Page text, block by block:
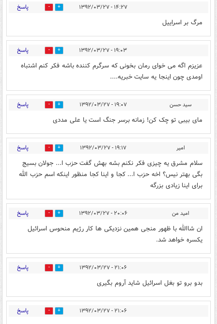
۱۴:۲۷ - ۱۳۹۲/۰۳/۲۷ 0 پاسخ
مرگ بر اسراییل
۱۹:۰۳ - ۱۳۹۲/۰۳/۲۷ 0 پاسخ
عزیزم اگه می خوای رمان بخونی که سرگرم کننده باشه فکر کنم اشتباه
اومدی چون اینجا یه سایت خبریه....
سید حسن ۱۹:۰۷ - ۱۳۹۲/۰۳/۲۷ 0 پاسخ
مای بیبی تو چک کن! زمانه برسر جنگ است یا علی مددی
امیر ۱۹:۱۷ - ۱۳۹۲/۰۳/۲۷ 0 پاسخ
سلام مشرق یه چیزی فکر نکنم بشه بهش گفت حزب ا... جولان بسیج
بگی بهتر نیس؟ اخه حزب ا... کجا و اینا کجا منظور اینکه اسم حزب الله
برای اینا زیادی بزرگه
امید من ۲۰:۰۶ - ۱۳۹۲/۰۳/۲۷ 0 پاسخ
ان شاالله با ظهور منجی همین نزدیکی ها کار رژیم منحوس اسرائیل
یکسره خواهد شد.
۲۱:۰۶ - ۱۳۹۲/۰۳/۲۷ 0 پاسخ
بدو برو تو بغل اسرائیل شاید آروم بگیری
۲۱:۰۶ - ۱۳۹۲/۰۳/۲۷ 0 پاسخ